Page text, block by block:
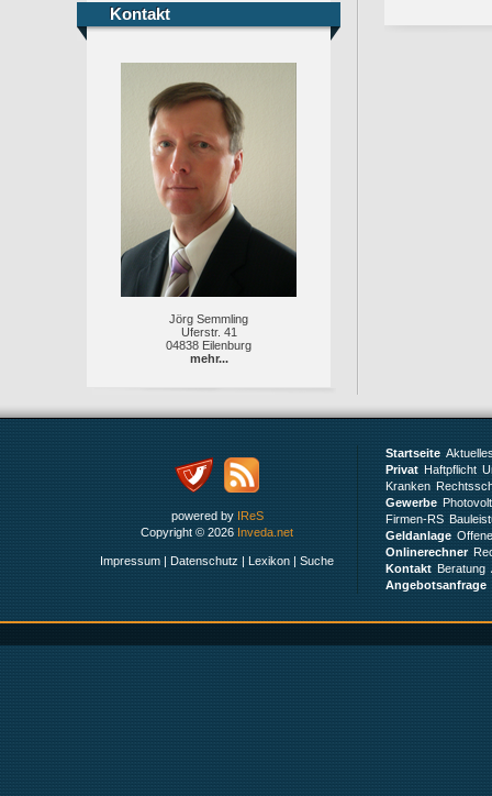
Kontakt
Kontakt
Jörg Semmling
Uferstr. 41
04838 Eilenburg
mehr...
powered by IReS
Copyright © 2026 Inveda.net
Impressum | Datenschutz | Lexikon | Suche
Startseite
Privat Haftpflicht
Kranken
Gewerbe
Firmen-RS
Geldanlage
Onlinerechner
Kontakt Beratung
Angebotsanfrage